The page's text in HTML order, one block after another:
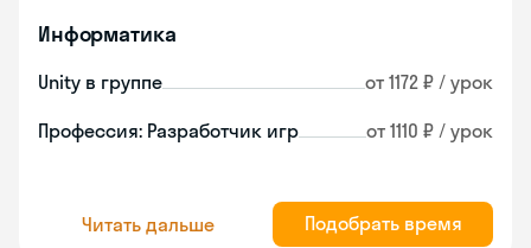
Информатика
Unity в группе от 1172 ₽ / урок
Профессия: Разработчик игр от 1110 ₽ / урок
Читать дальше Подобрать время